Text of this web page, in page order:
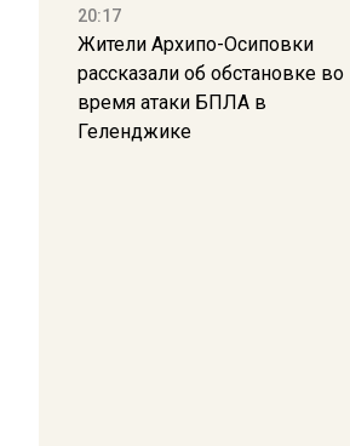
20:17
Жители Архипо-Осиповки
рассказали об обстановке во
время атаки БПЛА в
Геленджике